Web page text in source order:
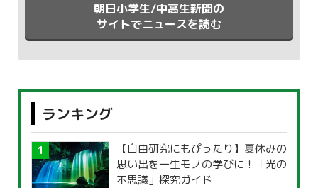
朝日小学生/中高生新聞の
サイトでニュースを読む
ランキング
【自由研究にもぴったり】夏休みの
思い出を一生モノの学びに！「光の
不思議」探究ガイド